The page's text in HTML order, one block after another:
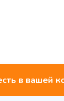
в вашей